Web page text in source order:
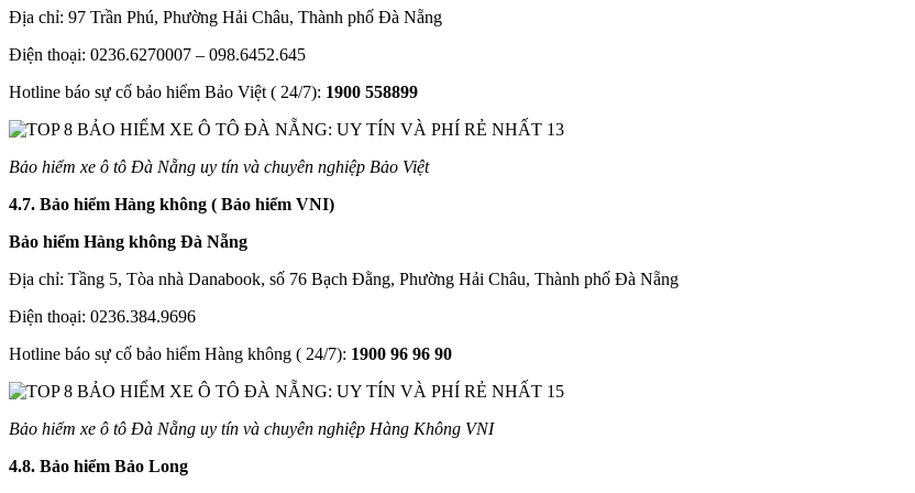
Địa chỉ: 97 Trần Phú, Phường Hải Châu, Thành phố Đà Nẵng
Điện thoại: 0236.6270007 – 098.6452.645
Hotline báo sự cố bảo hiểm Bảo Việt ( 24/7): 1900 558899
Bảo hiểm xe ô tô Đà Nẵng uy tín và chuyên nghiệp Bảo Việt
4.7. Bảo hiểm Hàng không ( Bảo hiểm VNI)
Bảo hiểm Hàng không Đà Nẵng
Địa chỉ: Tầng 5, Tòa nhà Danabook, số 76 Bạch Đằng, Phường Hải Châu, Thành phố Đà Nẵng
Điện thoại: 0236.384.9696
Hotline báo sự cố bảo hiểm Hàng không ( 24/7): 1900 96 96 90
Bảo hiểm xe ô tô Đà Nẵng uy tín và chuyên nghiệp Hàng Không VNI
4.8. Bảo hiểm Bảo Long